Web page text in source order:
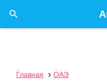

Главная  ОАЭ